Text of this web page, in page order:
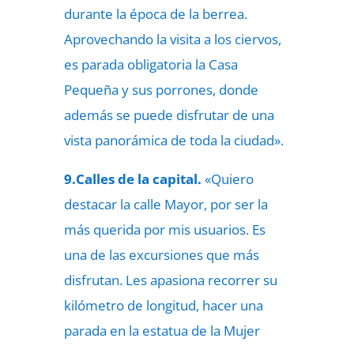
durante la época de la berrea.
Aprovechando la visita a los ciervos,
es parada obligatoria la Casa
Pequeña y sus porrones, donde
además se puede disfrutar de una
vista panorámica de toda la ciudad».
9.Calles de la capital. «Quiero
destacar la calle Mayor, por ser la
más querida por mis usuarios. Es
una de las excursiones que más
disfrutan. Les apasiona recorrer su
kilómetro de longitud, hacer una
parada en la estatua de la Mujer